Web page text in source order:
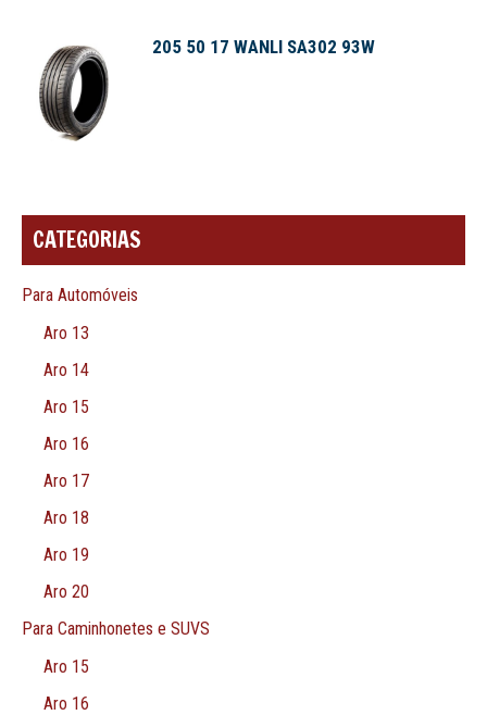
205 50 17 WANLI SA302 93W
CATEGORIAS
Para Automóveis
Aro 13
Aro 14
Aro 15
Aro 16
Aro 17
Aro 18
Aro 19
Aro 20
Para Caminhonetes e SUVS
Aro 15
Aro 16